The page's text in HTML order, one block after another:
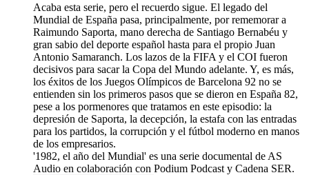
Acaba esta serie, pero el recuerdo sigue. El legado del
Mundial de España pasa, principalmente, por rememorar a
Raimundo Saporta, mano derecha de Santiago Bernabéu y
gran sabio del deporte español hasta para el propio Juan
Antonio Samaranch. Los lazos de la FIFA y el COI fueron
decisivos para sacar la Copa del Mundo adelante. Y, es más,
los éxitos de los Juegos Olímpicos de Barcelona 92 no se
entienden sin los primeros pasos que se dieron en España 82,
pese a los pormenores que tratamos en este episodio: la
depresión de Saporta, la decepción, la estafa con las entradas
para los partidos, la corrupción y el fútbol moderno en manos
de los empresarios.
'1982, el año del Mundial' es una serie documental de AS
Audio en colaboración con Podium Podcast y Cadena SER.